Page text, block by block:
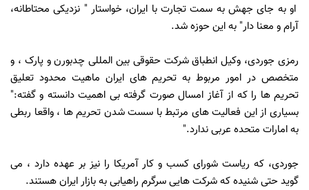
او به جای جهش به سمت تجارت با ایران، خواستار " نزدیکی محتاطانه،
آرام و معنا دار" به این حوزه شد.
رمزی جوردی، وکیل انطباق شرکت حقوقی بین المللی چدبورن و پارک ، و
متخصص در امور مربوط به تحریم های ایران ماهیت محدود تعلیق
تحریم ها را که از آغاز امسال صورت گرفته بی اهمیت دانسته و گفته:"
بسیاری از این فعالیت های مرتبط با سست شدن تحریم ها ، واقعا ربطی
به امارات متحده عربی ندارد."
جوردی، که ریاست شورای کسب و کار آمریکا را نیز بر عهده دارد ، می
گوید حتی شنیده که شرکت هایی سرگرم راهیابی به بازار ایران هستند.